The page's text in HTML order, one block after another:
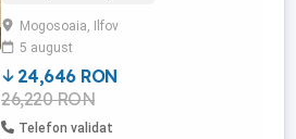
fabricată în octombrie 2024 și
achiziționată din reprezentanță în aprilie
2025. Se află în stare absolut ...
Mogosoaia, Ilfov
5 august
24,646 RON
26,220 RON
Telefon validat